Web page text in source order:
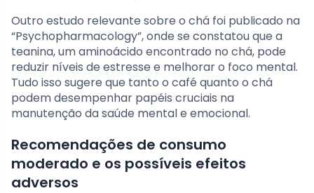
Outro estudo relevante sobre o chá foi publicado na
“Psychopharmacology”, onde se constatou que a
teanina, um aminoácido encontrado no chá, pode
reduzir níveis de estresse e melhorar o foco mental.
Tudo isso sugere que tanto o café quanto o chá
podem desempenhar papéis cruciais na
manutenção da saúde mental e emocional.
Recomendações de consumo
moderado e os possíveis efeitos
adversos